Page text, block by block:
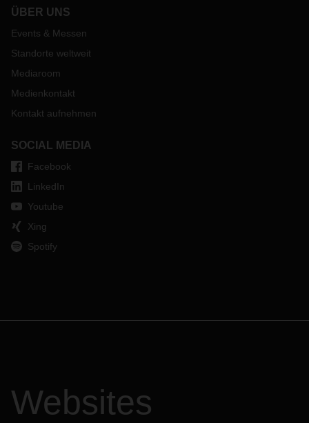
ÜBER UNS
Events & Messen
Standorte weltweit
Mediaroom
Medienkontakt
Kontakt aufnehmen
SOCIAL MEDIA
Facebook
LinkedIn
Youtube
Xing
Spotify
Websites